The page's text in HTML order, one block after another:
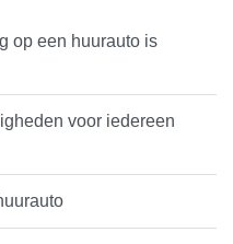
op een huurauto is
voor iedereen